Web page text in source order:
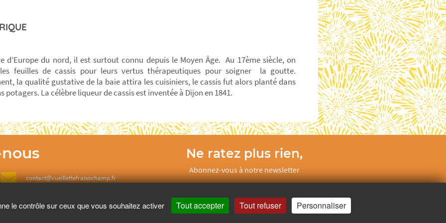
d’Europe du nord, il est surtout connu depuis le Moyen Âge. Au 17ème siècle, on
feuilles de cassis pour leurs vertus thérapeutiques pour soigner la goutte.
la qualité gustative de la baie attira les cuisiniers, le cassis fut alors planté dans
potagers. La célèbre liqueur de cassis est inventée à Dijon en 1841.
contact@cueillettefraisochamp.fr
Ne ratez plus rien,
Abonnez-vous à notre newsletter
le contrôle sur ceux que vous souhaitez activer Tout accepter Tout refuser Personnaliser